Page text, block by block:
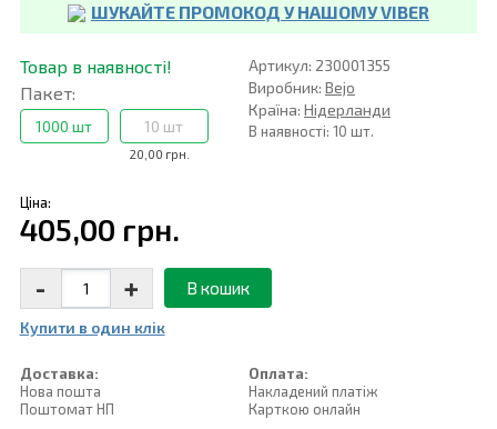
ШУКАЙТЕ ПРОМОКОД У НАШОМУ VIBER
Товар в наявності!
Пакет:
1000 шт
20,00 грн.
10 шт
Артикул: 230001355
Виробник: Bejo
Країна: Нідерланди
В наявності: 10 шт.
Ціна:
405,00 грн.
- + В кошик
Купити в один клiк
Доставка:
Нова пошта
Поштомат НП
Оплата:
Накладений платiж
Карткою онлайн